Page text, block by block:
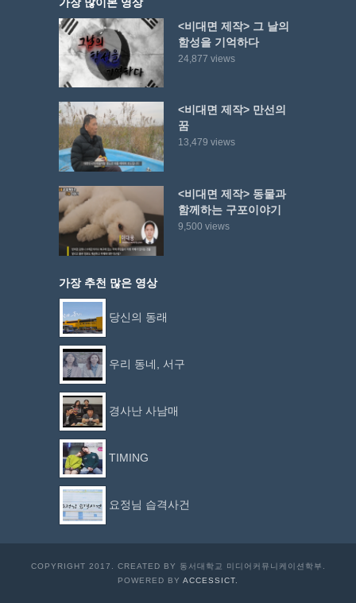
<비대면 제작> 그 날의
함성을 기억하다
24,877 views
<비대면 제작> 만선의
꿈
13,479 views
<비대면 제작> 동물과
함께하는 구포이야기
9,500 views
가장 추천 많은 영상
당신의 동래
우리 동네, 서구
경사난 사남매
TIMING
요정님 습격사건
COPYRIGHT 2017. CREATED BY 동서대학교 미디어커뮤니케이션학부.
POWERED BY ACCESSICT.